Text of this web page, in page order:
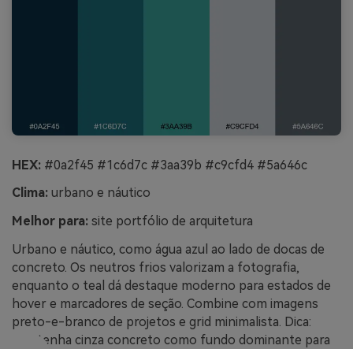
HEX: #0a2f45 #1c6d7c #3aa39b #c9cfd4 #5a646c
Clima: urbano e náutico
Melhor para: site portfólio de arquitetura
Urbano e náutico, como água azul ao lado de docas de
concreto. Os neutros frios valorizam a fotografia,
enquanto o teal dá destaque moderno para estados de
hover e marcadores de seção. Combine com imagens
preto-e-branco de projetos e grid minimalista. Dica:
mantenha cinza concreto como fundo dominante para